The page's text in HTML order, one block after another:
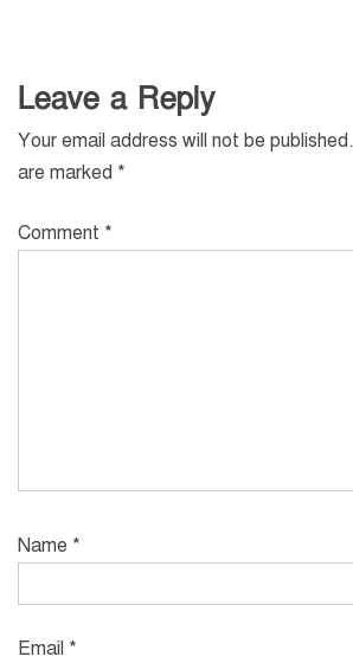
Leave a Reply
Your email address will not be published.
are marked *
Comment *
Name *
Email *